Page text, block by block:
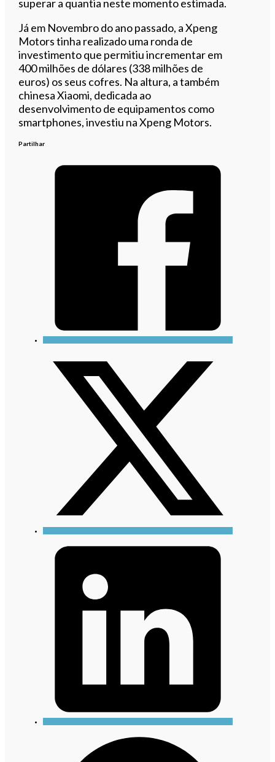
superar a quantia neste momento estimada.
Já em Novembro do ano passado, a Xpeng
Motors tinha realizado uma ronda de
investimento que permitiu incrementar em
400 milhões de dólares (338 milhões de
euros) os seus cofres. Na altura, a também
chinesa Xiaomi, dedicada ao
desenvolvimento de equipamentos como
smartphones, investiu na Xpeng Motors.
Partilhar